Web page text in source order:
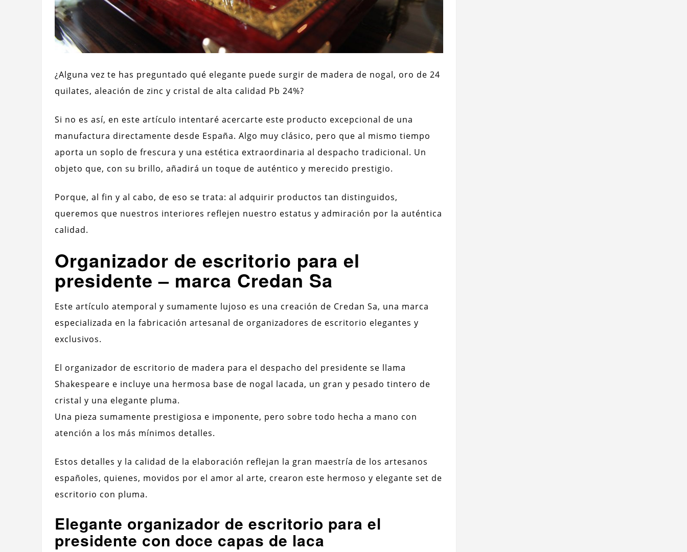
¿Alguna vez te has preguntado qué elegante puede surgir de madera de nogal, oro de 24
quilates, aleación de zinc y cristal de alta calidad Pb 24%?
Si no es así, en este artículo intentaré acercarte este producto excepcional de una
manufactura directamente desde España. Algo muy clásico, pero que al mismo tiempo
aporta un soplo de frescura y una estética extraordinaria al despacho tradicional. Un
objeto que, con su brillo, añadirá un toque de auténtico y merecido prestigio.
Porque, al fin y al cabo, de eso se trata: al adquirir productos tan distinguidos,
queremos que nuestros interiores reflejen nuestro estatus y admiración por la auténtica
calidad.
Organizador de escritorio para el
presidente – marca Credan Sa
Este artículo atemporal y sumamente lujoso es una creación de Credan Sa, una marca
especializada en la fabricación artesanal de organizadores de escritorio elegantes y
exclusivos.
El organizador de escritorio de madera para el despacho del presidente se llama
Shakespeare e incluye una hermosa base de nogal lacada, un gran y pesado tintero de
cristal y una elegante pluma.
Una pieza sumamente prestigiosa e imponente, pero sobre todo hecha a mano con
atención a los más mínimos detalles.
Estos detalles y la calidad de la elaboración reflejan la gran maestría de los artesanos
españoles, quienes, movidos por el amor al arte, crearon este hermoso y elegante set de
escritorio con pluma.
Elegante organizador de escritorio para el
presidente con doce capas de laca